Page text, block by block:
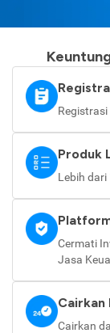
Produk
Lebih
Cermati
Jasa
Cairkan
Cairkan